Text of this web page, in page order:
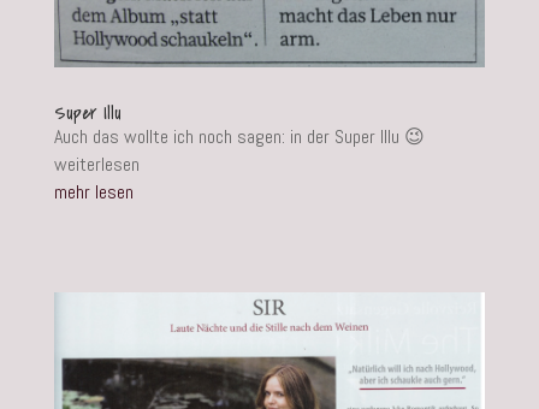
Super Illu
Auch das wollte ich noch sagen: in der Super Illu 😉
weiterlesen
mehr lesen